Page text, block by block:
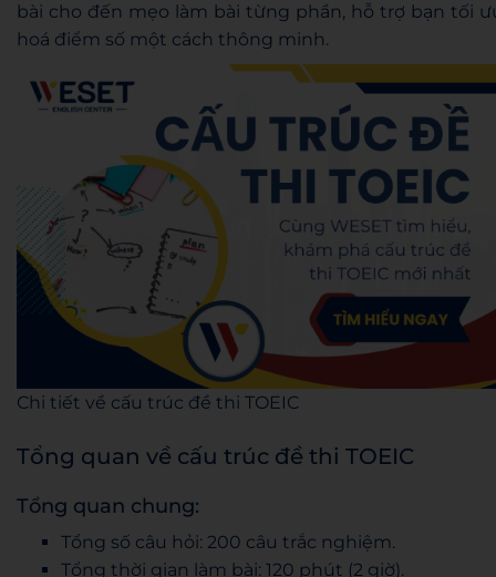
bài cho đến mẹo làm bài từng phần, hỗ trợ bạn tối
hoá điểm số một cách thông minh.
Chi tiết về cấu trúc đề thi TOEIC
Tổng quan về cấu trúc đề thi TOEIC
Tổng quan chung:
Tổng số câu hỏi: 200 câu trắc nghiệm.
Tổng thời gian làm bài: 120 phút (2 giờ).